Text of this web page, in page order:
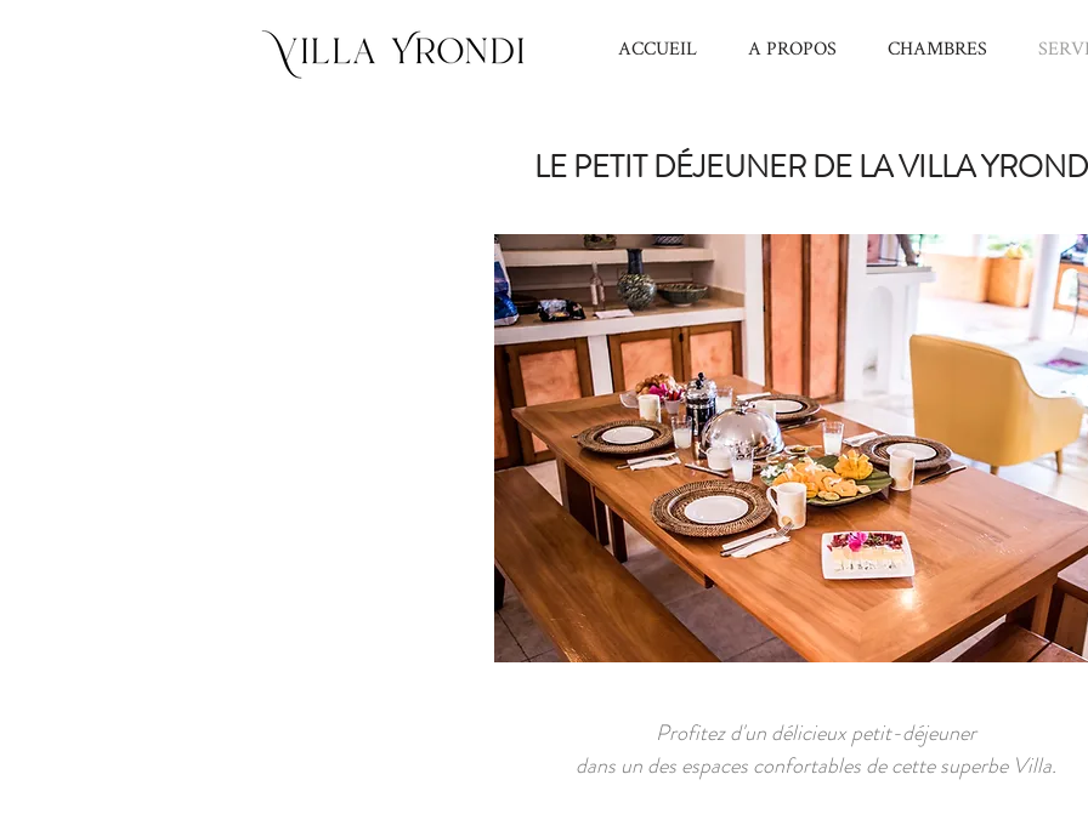
ACCUEIL A PROPOS CHAMBRES
LE PETITDÉJEUNERDE LA VILLA
Profitez d'un délicieux petit-déjeuner
dans un des espaces confortables de cette superbe Villa.